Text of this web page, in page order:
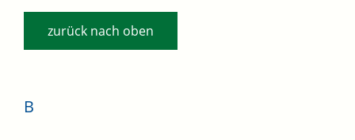
zurück nach oben
B